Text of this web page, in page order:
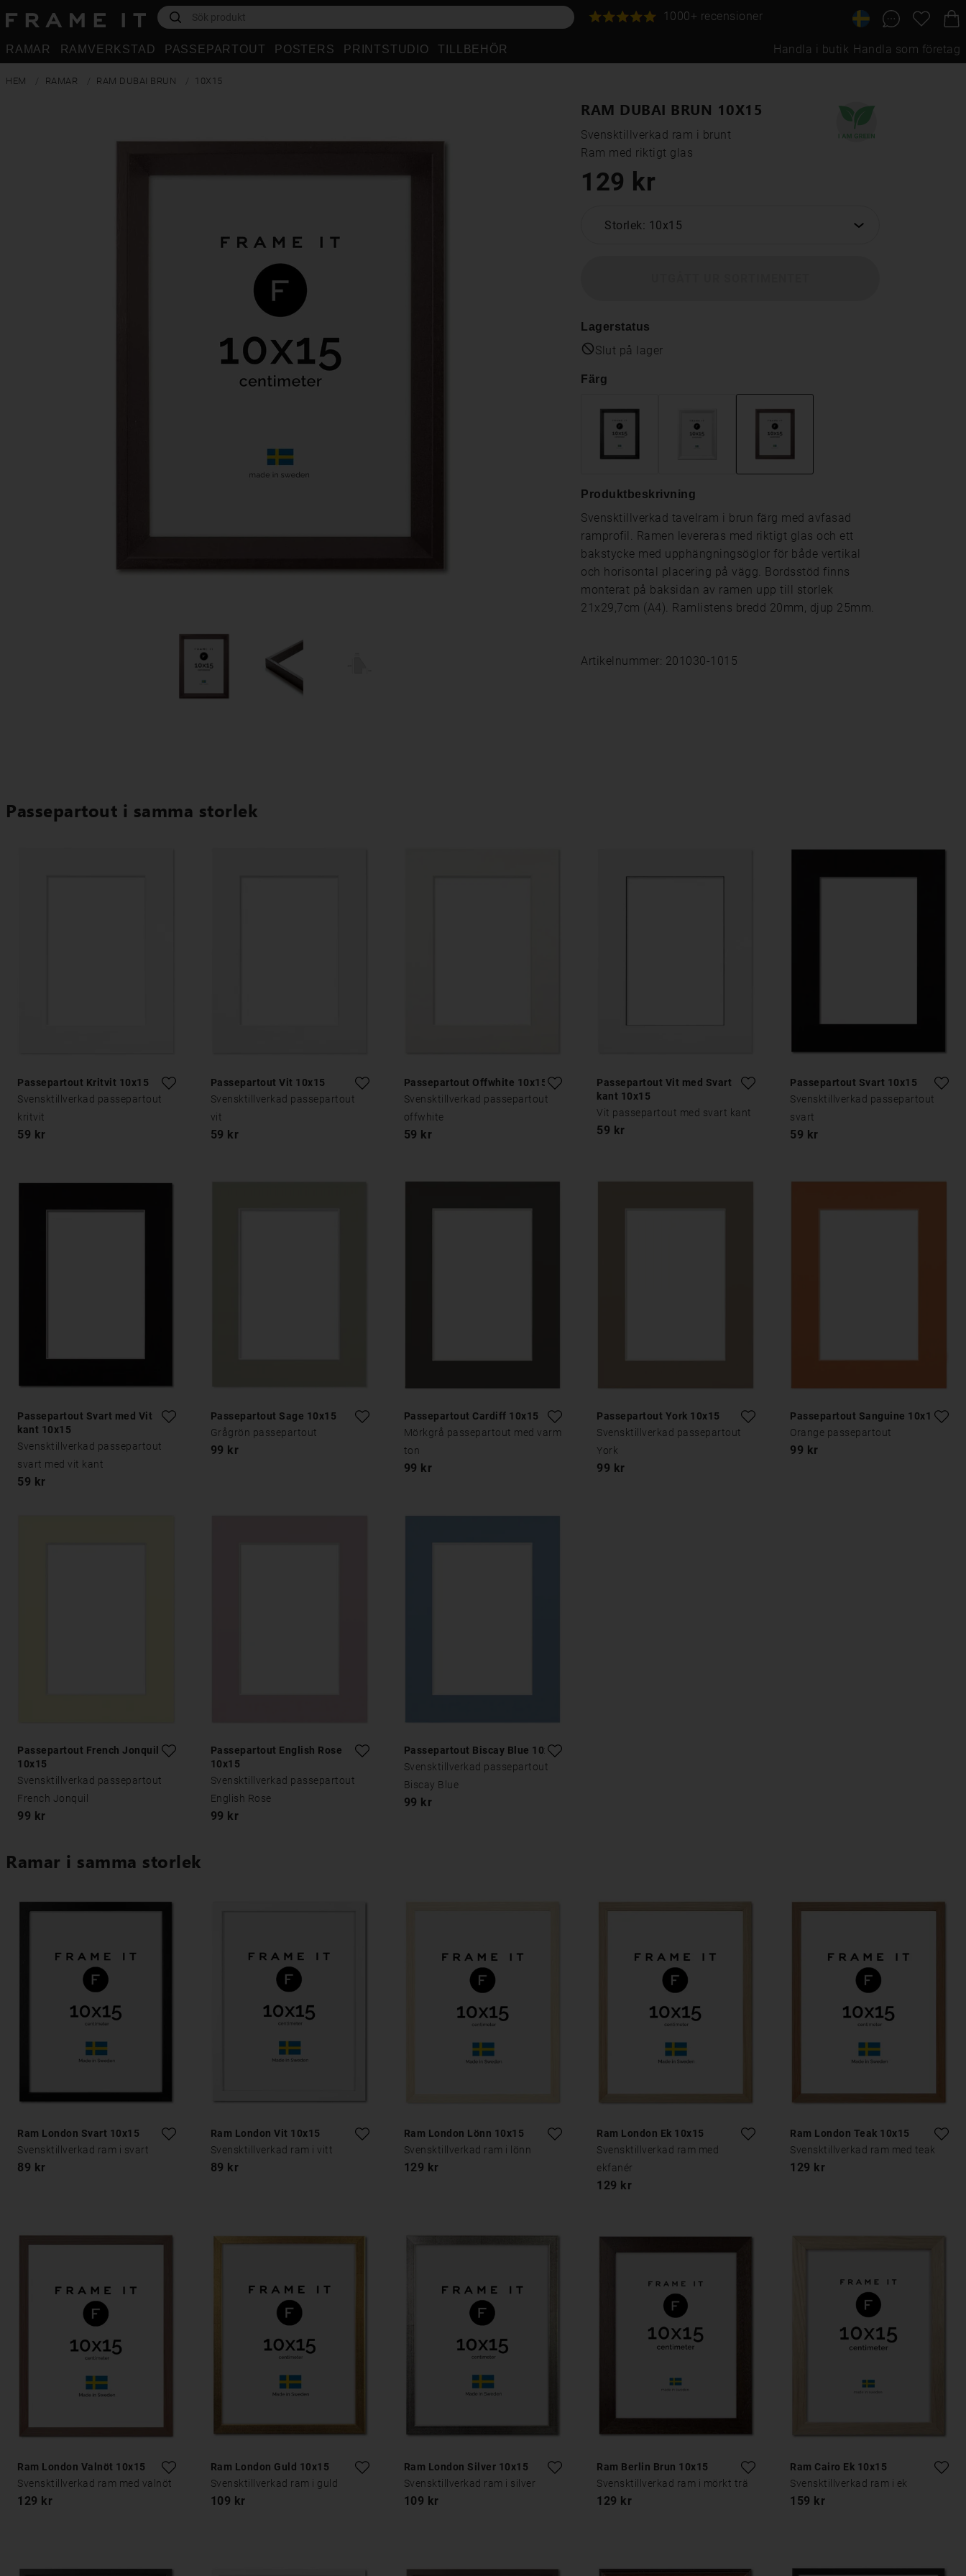
1000+ recensioner
RAMAR RAMVERKSTAD PASSEPARTOUT POSTERS PRINTSTUDIO TILLBEHÖR Handla i butik Handla som företag
HEM RAMAR RAM DUBAI BRUN 10X15
RAM DUBAI BRUN 10X15
Svensktillverkad ram i brunt
Ram med riktigt glas
129 kr
Storlek: 10x15
Lagerstatus
Slut på lager
Färg
Produktbeskrivning
Svensktillverkad tavelram i brun färg med avfasad
ramprofil. Ramen levereras med riktigt glas och ett
bakstycke med upphängningsöglor för både vertikal
och horisontal placering på vägg. Bordsstöd finns
monterat på baksidan av ramen upp till storlek
21x29,7cm (A4). Ramlistens bredd 20mm, djup 25mm.
Artikelnummer: 201030-1015
Passepartout i samma storlek
Passepartout Kritvit 10x15
Svensktillverkad passepartout
kritvit
59 kr
Passepartout Vit 10x15
Svensktillverkad passepartout
vit
59 kr
Passepartout Offwhite 10x15
Svensktillverkad passepartout
offwhite
59 kr
Passepartout Vit med Svart
kant 10x15
Vit passepartout med svart kant
59 kr
Passepartout Svart 10x15
Svensktillverkad passepartout
svart
59 kr
Passepartout Svart med Vit
kant 10x15
Svensktillverkad passepartout
svart med vit kant
59 kr
Passepartout Sage 10x15
Grågrön passepartout
99 kr
Passepartout Cardiff 10x15
Mörkgrå passepartout med varm
ton
99 kr
Passepartout York 10x15
Svensktillverkad passepartout
York
99 kr
Passepartout Sanguine 10x15
Orange passepartout
99 kr
Passepartout French Jonquil
10x15
Svensktillverkad passepartout
French Jonquil
99 kr
Passepartout English Rose
10x15
Svensktillverkad passepartout
English Rose
99 kr
Passepartout Biscay Blue 10x15
Svensktillverkad passepartout
Biscay Blue
99 kr
Ramar i samma storlek
Ram London Svart 10x15
Svensktillverkad ram i svart
89 kr
Ram London Vit 10x15
Svensktillverkad ram i vitt
89 kr
Ram London Lönn 10x15
Svensktillverkad ram i lönn
129 kr
Ram London Ek 10x15
Svensktillverkad ram med
ekfanér
129 kr
Ram London Teak 10x15
Svensktillverkad ram med teak
129 kr
Ram London Valnöt 10x15
Svensktillverkad ram med valnöt
129 kr
Ram London Guld 10x15
Svensktillverkad ram i guld
109 kr
Ram London Silver 10x15
Svensktillverkad ram i silver
109 kr
Ram Berlin Brun 10x15
Svensktillverkad ram i mörkt trä
129 kr
Ram Cairo Ek 10x15
Svensktillverkad ram i ek
159 kr